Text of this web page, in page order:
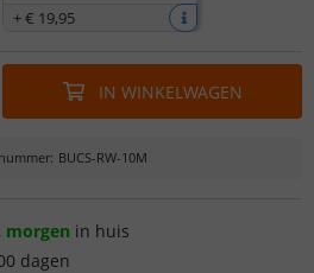
+€ 19,95
IN WINKELWAGEN
: BUCS-RW-10M
morgen in huis
dagen